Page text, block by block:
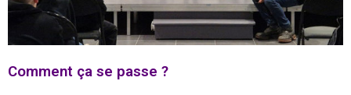
Comment ça se passe ?